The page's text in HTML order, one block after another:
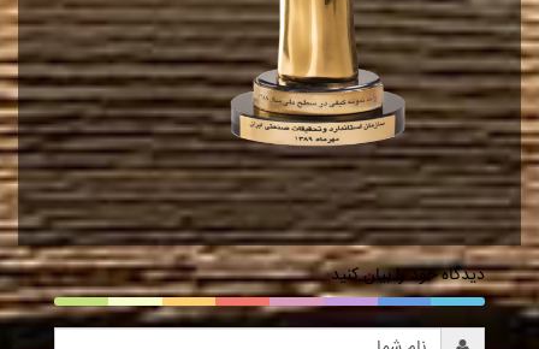
دیدگاه خود را بیان کنید